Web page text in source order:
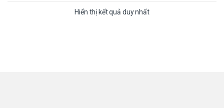
Hiển thị kết quả duy nhất